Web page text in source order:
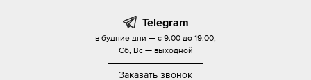
Telegram
в будние дни — с 9.00 до 19.00,
Сб, Вс — выходной
Заказать звонок